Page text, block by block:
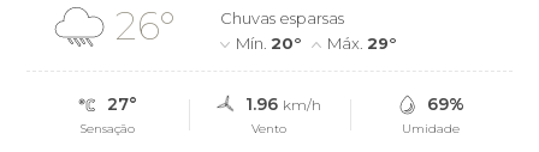
26°
Chuvas esparsas
Mín.20° Máx.29°
27°
Sensação
1.96 km/h
Vento
69%
Umidade